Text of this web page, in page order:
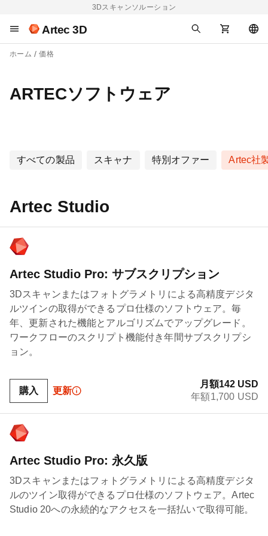
3Dスキャンソルーション
Artec 3D
ホーム 価格
ARTECソフトウェア
すべての製品 スキャナ 特別オファー Artec社
Artec Studio
Artec Studio Pro: サブスクリプション
3Dスキャンまたはフォトグラメトリによる高精度デジタ
ルツインの取得ができるプロ仕様のソフトウェア。毎
年、更新された機能とアルゴリズムでアップグレード。
ワークフローのスクリプト機能付き年間サブスクリプシ
ョン。
購入 更新
月額142 USD
年額1,700 USD
Artec Studio Pro: 永久版
3Dスキャンまたはフォトグラメトリによる高精度デジタ
ルのツイン取得ができるプロ仕様のソフトウェア。Artec
Studio 20への永続的なアクセスを一括払いで取得可能。